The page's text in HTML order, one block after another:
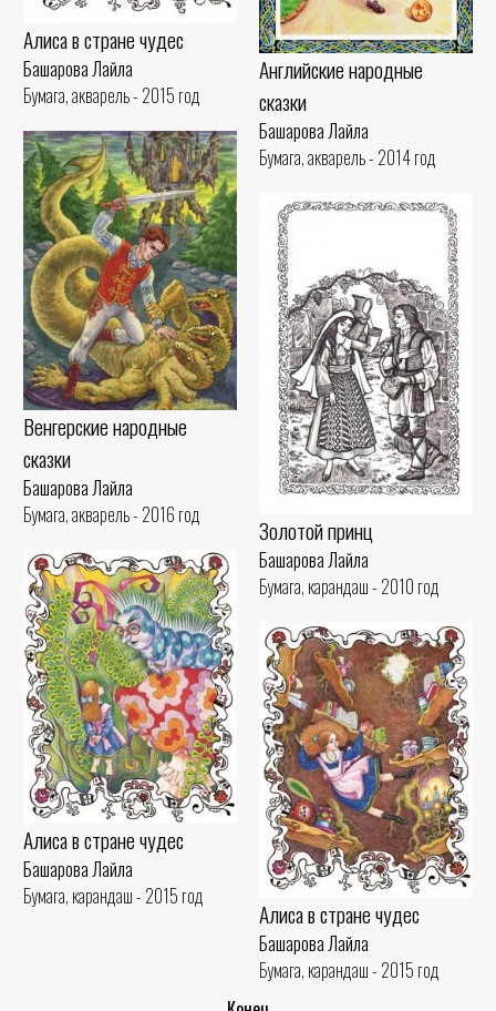
Алиса в стране чудес
Башарова Лайла
Бумага, акварель - 2015 год
Английские народные
сказки
Башарова Лайла
Бумага, акварель - 2014 год
Венгерские народные
сказки
Башарова Лайла
Бумага, акварель - 2016 год
Золотой принц
Башарова Лайла
Бумага, карандаш - 2010 год
Алиса в стране чудес
Башарова Лайла
Бумага, карандаш - 2015 год
Алиса в стране чудес
Башарова Лайла
Бумага, карандаш - 2015 год